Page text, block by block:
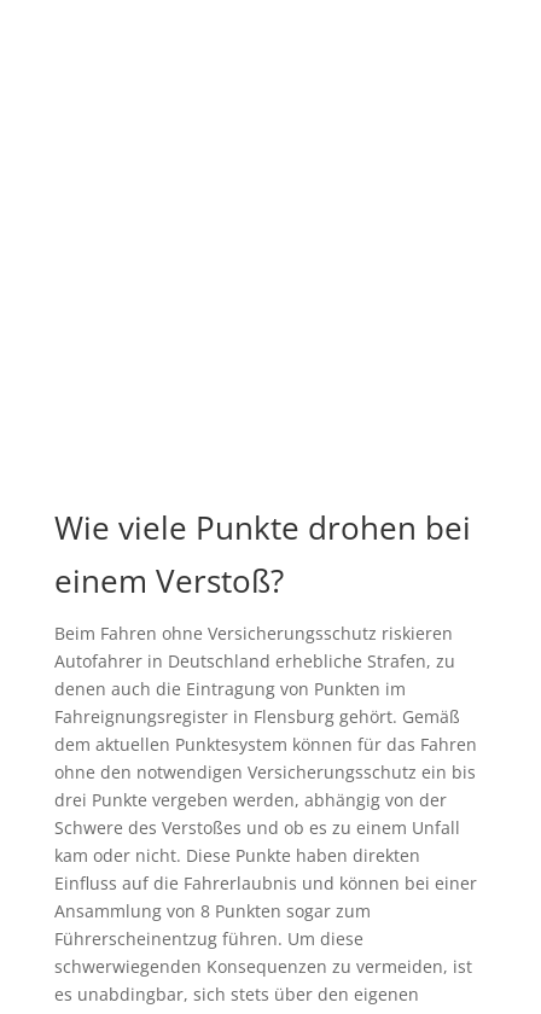
Wie viele Punkte drohen bei
einem Verstoß?
Beim Fahren ohne Versicherungsschutz riskieren
Autofahrer in Deutschland erhebliche Strafen, zu
denen auch die Eintragung von Punkten im
Fahreignungsregister in Flensburg gehört. Gemäß
dem aktuellen Punktesystem können für das Fahren
ohne den notwendigen Versicherungsschutz ein bis
drei Punkte vergeben werden, abhängig von der
Schwere des Verstoßes und ob es zu einem Unfall
kam oder nicht. Diese Punkte haben direkten
Einfluss auf die Fahrerlaubnis und können bei einer
Ansammlung von 8 Punkten sogar zum
Führerscheinentzug führen. Um diese
schwerwiegenden Konsequenzen zu vermeiden, ist
es unabdingbar, sich stets über den eigenen